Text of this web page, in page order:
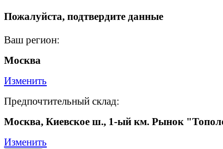
Пожалуйста, подтвердите данные
Ваш регион:
Москва
Изменить
Предпочтительный склад:
Москва, Киевское ш., 1-ый км. Рынок
Изменить